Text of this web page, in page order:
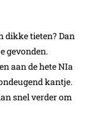
dikke tieten? Dan
gevonden.
aan de hete NIa
kantje.
snel verder om